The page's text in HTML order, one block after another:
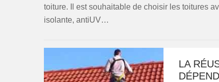
toiture. Il est souhaitable de choisir les toitures
isolante, antiUV…
LA